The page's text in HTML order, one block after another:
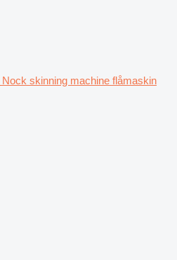
Nock skinning machine flåmaskin